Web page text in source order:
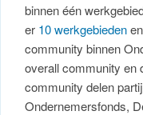
binnen één
er 10 werkgebieden
community binnen
overall community en
community delen
Ondernemersfonds,